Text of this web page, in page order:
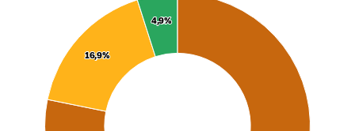
16,9%
16,9%
4,9%
4,9%